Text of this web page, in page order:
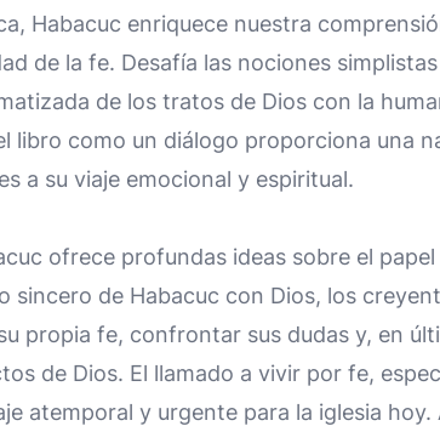
Habacuc enriquece nuestra
de la fe. Desafía las nociones
de los tratos de Dios con la
libro como un diálogo proporciona una
a su viaje emocional y espiritual.
ofrece profundas ideas sobre el
sincero de Habacuc con Dios, los
propia fe, confrontar sus dudas y, en
de Dios. El llamado a vivir por fe,
atemporal y urgente para la iglesia hoy.